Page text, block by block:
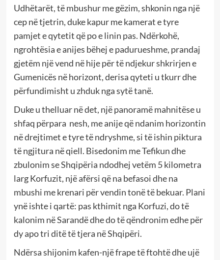
Udhëtarët, të mbushur me gëzim, shkonin nga një
cep në tjetrin, duke kapur me kamerat e tyre
pamjet e qytetit që po e linin pas. Ndërkohë,
ngrohtësia e anijes bëhej e padurueshme, prandaj
gjetëm një vend në hije për të ndjekur shkrirjen e
Gumenicës në horizont, derisa qyteti u tkurr dhe
përfundimisht u zhduk nga sytë tanë.
Duke u thelluar në det, një panoramë mahnitëse u
shfaq përpara nesh, me anije që ndanim horizontin
në drejtimet e tyre të ndryshme, si të ishin piktura
të ngjitura në qiell. Bisedonim me Tefikun dhe
zbulonim se Shqipëria ndodhej vetëm 5 kilometra
larg Korfuzit, një afërsi që na befasoi dhe na
mbushi me krenari për vendin tonë të bekuar. Plani
ynë ishte i qartë: pas kthimit nga Korfuzi, do të
kalonim në Sarandë dhe do të qëndronim edhe për
dy apo tri ditë të tjera në Shqipëri.
Ndërsa shijonim kafen-një frape të ftohtë dhe ujë